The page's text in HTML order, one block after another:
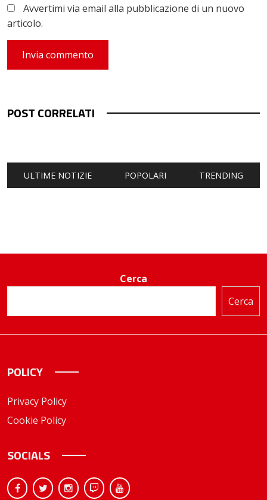
Avvertimi via email alla pubblicazione di un nuovo
articolo.
POST CORRELATI
ULTIME NOTIZIE POPOLARI TRENDING
Cerca
Cerca
POLICY
Privacy Policy
Cookie Policy
SOCIALS